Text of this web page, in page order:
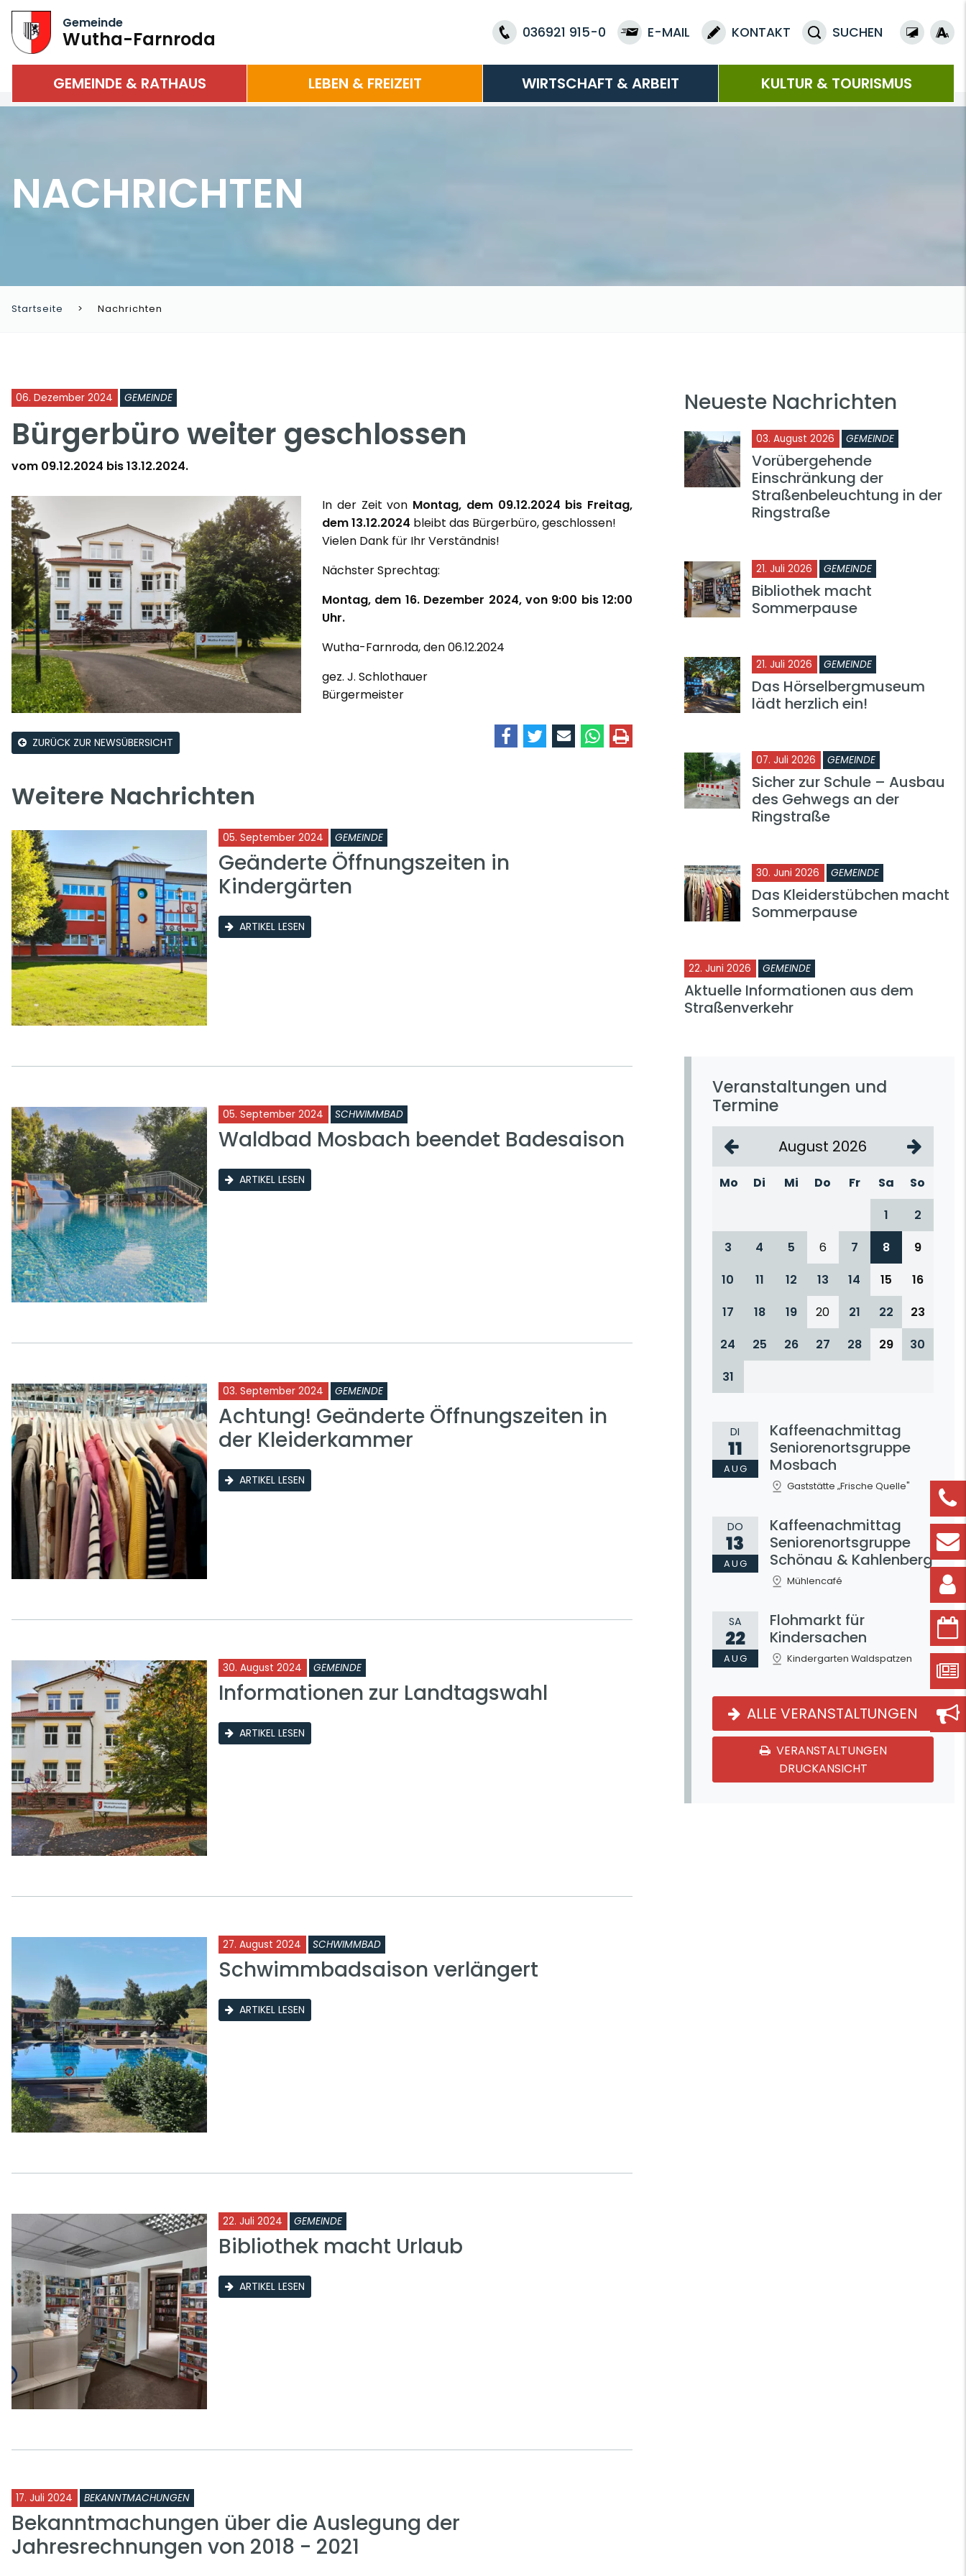
Gemeinde
Wutha-Farnroda 036921 915-0 E-MAIL KONTAKT SUCHEN
GEMEINDE & RATHAUS LEBEN & FREIZEIT WIRTSCHAFT & ARBEIT KULTUR & TOURISMUS
NACHRICHTEN
Startseite Nachrichten
06. Dezember 2024 GEMEINDE
Bürgerbüro weiter geschlossen
vom 09.12.2024 bis 13.12.2024.
In der Zeit von Montag, dem 09.12.2024 bis Freitag,
dem 13.12.2024 bleibt das Bürgerbüro, geschlossen!
Vielen Dank für Ihr Verständnis!
Nächster Sprechtag:
Montag, dem 16. Dezember 2024, von 9:00 bis 12:00
Uhr.
Wutha-Farnroda, den 06.12.2024
gez. J. Schlothauer
Bürgermeister
ZURÜCK ZUR NEWSÜBERSICHT
Weitere Nachrichten
05. September 2024 GEMEINDE
Geänderte Öffnungszeiten in
Kindergärten
ARTIKEL LESEN
05. September 2024 SCHWIMMBAD
Waldbad Mosbach beendet Badesaison
ARTIKEL LESEN
03. September 2024 GEMEINDE
Achtung! Geänderte Öffnungszeiten in
der Kleiderkammer
ARTIKEL LESEN
30. August 2024 GEMEINDE
Informationen zur Landtagswahl
ARTIKEL LESEN
27. August 2024 SCHWIMMBAD
Schwimmbadsaison verlängert
ARTIKEL LESEN
22. Juli 2024 GEMEINDE
Bibliothek macht Urlaub
ARTIKEL LESEN
17. Juli 2024 BEKANNTMACHUNGEN
Bekanntmachungen über die Auslegung der
Jahresrechnungen von 2018 - 2021
Neueste Nachrichten
03. August 2026 GEMEINDE
Vorübergehende
Einschränkung der
Straßenbeleuchtung in der
Ringstraße
21. Juli 2026 GEMEINDE
Bibliothek macht
Sommerpause
21. Juli 2026 GEMEINDE
Das Hörselbergmuseum
lädt herzlich ein!
07. Juli 2026 GEMEINDE
Sicher zur Schule – Ausbau
des Gehwegs an der
Ringstraße
30. Juni 2026 GEMEINDE
Das Kleiderstübchen macht
Sommerpause
22. Juni 2026 GEMEINDE
Aktuelle Informationen aus dem
Straßenverkehr
Veranstaltungen und
Termine
August 2026
Mo Di Mi Do Fr Sa
So
1
2
3
4 5 6 7 8
9
10
11 12 13 14 15
16
17
18 19 20 21 22
23
24
25 26 27 28 29
30
31
DI
11
AUG
Kaffeenachmittag
Seniorenortsgruppe
Mosbach
Gaststätte „Frische Quelle"
DO
13
AUG
Kaffeenachmittag
Seniorenortsgruppe
Schönau & Kahlenberg
Mühlencafé
SA
22
AUG
Flohmarkt für
Kindersachen
Kindergarten Waldspatzen
ALLE VERANSTALTUNGEN
VERANSTALTUNGEN
DRUCKANSICHT